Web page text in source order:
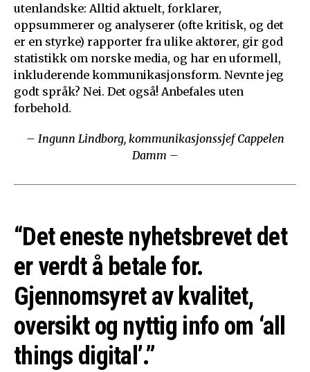
utenlandske: Alltid aktuelt, forklarer,
oppsummerer og analyserer (ofte kritisk, og det
er en styrke) rapporter fra ulike aktører, gir god
statistikk om norske media, og har en uformell,
inkluderende kommunikasjonsform. Nevnte jeg
godt språk? Nei. Det også! Anbefales uten
forbehold.
– Ingunn Lindborg, kommunikasjonssjef Cappelen
Damm –
“Det eneste nyhetsbrevet det
er verdt å betale for.
Gjennomsyret av kvalitet,
oversikt og nyttig info om ‘all
things digital’.”